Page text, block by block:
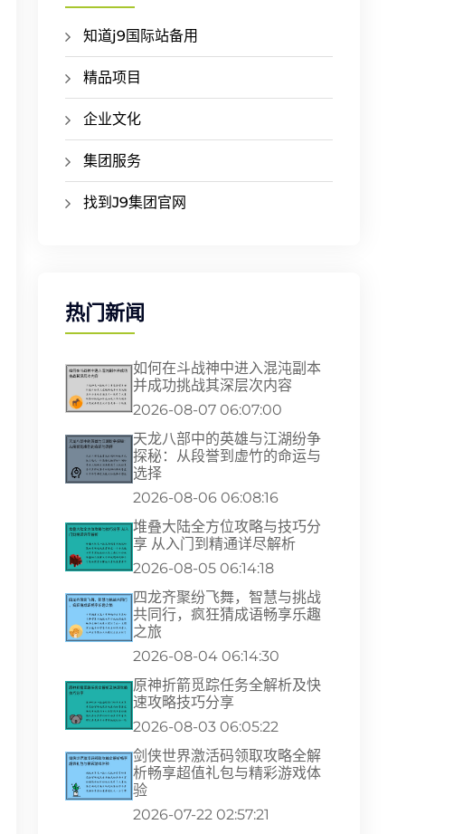
知道j9国际站备用
精品项目
企业文化
集团服务
找到J9集团官网
热门新闻
如何在斗战神中进入混沌副本
并成功挑战其深层次内容
2026-08-07 06:07:00
天龙八部中的英雄与江湖纷争
探秘：从段誉到虚竹的命运与
选择
2026-08-06 06:08:16
堆叠大陆全方位攻略与技巧分
享 从入门到精通详尽解析
2026-08-05 06:14:18
四龙齐聚纷飞舞，智慧与挑战
共同行，疯狂猜成语畅享乐趣
之旅
2026-08-04 06:14:30
原神折箭觅踪任务全解析及快
速攻略技巧分享
2026-08-03 06:05:22
剑侠世界激活码领取攻略全解
析畅享超值礼包与精彩游戏体
验
2026-07-22 02:57:21